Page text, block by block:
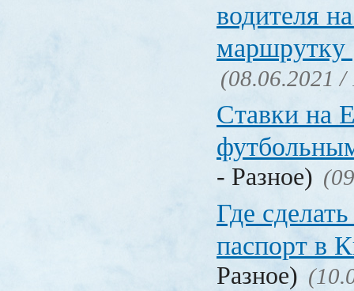
водителя
маршрутку
(08.06.2021 /
Ставки на
- Разное)
Где
паспорт в
Разное)